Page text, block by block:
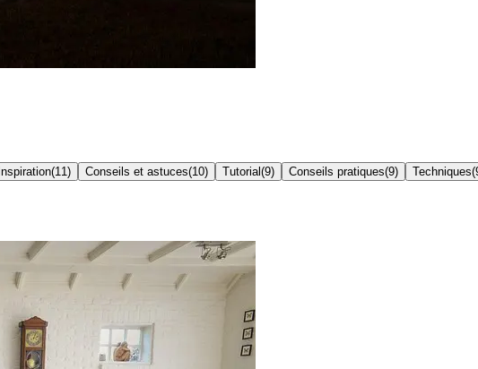
Inspiration(11 ) Conseils et astuces(10) Tutorial (9) Conseils pratiques(9) Techniques(